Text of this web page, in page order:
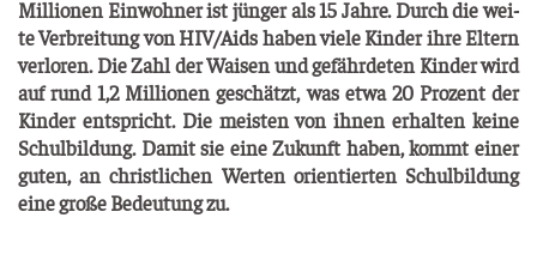
Mil­lio­nen Ein­woh­ner ist jün­ger als 15 Jah­re. Durch die wei­
te Ver­brei­tung von HIV/Aids haben vie­le Kin­der ihre Eltern
ver­lo­ren. Die Zahl der Wai­sen und gefähr­de­ten Kin­der wird
auf rund 1,2 Mil­lio­nen geschätzt, was etwa 20 Pro­zent der
Kin­der ent­spricht. Die meis­ten von ihnen erhal­ten kei­ne
Schul­bil­dung. Damit sie eine Zukunft haben, kommt einer
guten, an christ­li­chen Wer­ten ori­en­tier­ten Schul­bil­dung
eine gro­ße Bedeu­tung zu.